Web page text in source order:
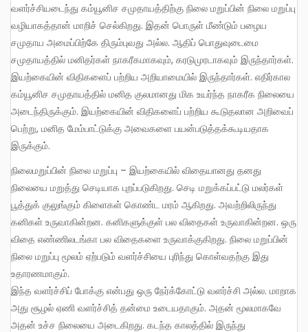
வளர்ச்சியடைந்து கம்யூனிச சமுதாயத்திற்கு நிலை மறுப்பின் நிலை மறுப்பு
வழியாகத்தான் மாறிச் செல்கிறது. இதன் பொருள் மீண்டும் பழைய
சமுதாய அமைப்பிற்கே திரும்புவது அல்ல. ஆதிப் பொதுவுடைமை
சமுதாயத்தில் மனிதர்கள் நாகரீகமாகவும், கரடுமுரடாகவும் இருந்தார்கள்.
இயற்கையின் விதிகளைப் பற்றிய அறியாமையில் இருந்தார்கள். எதிர்கால
கம்யூனிச சமுதாயத்தில் மனித குலமானது மிக உயர்ந்த நாகரீக நிலையை
அடைந்திருக்கும். இயற்கையின் விதிகளைப் பற்றிய கூடுதலான அறிவைப்
பெற்று, மனித மேம்பாட்டுக்கு அவைகளை பயன்படுத்தக்கூடியதாக
இருக்கும்.
நிலைமறுப்பின் நிலை மறுப்பு – இயற்கையில் விதையானது தனது
நிலையை மறுத்து செடியாக புறப்படுகிறது. செடி மறுக்கப்பட்டு மலர்கள்
பூத்துக் குலுங்கும் கிளைகள் கொண்ட மரம் ஆகிறது. அவற்றிலிருந்து
கனிகள் உருவாகின்றன. கனிகளுக்குள் பல விதைகள் உருவாகின்றன. ஒரு
விதை எண்ணிலடங்கா பல விதைகளை உருவாக்குகிறது. நிலை மறுப்பின்
நிலை மறுப்பு மூலம் ஏற்படும் வளர்ச்சியை புரிந்து கொள்வதற்கு இது
உதாரணமாகும்.
இந்த வளர்ச்சிப் போக்கு என்பது ஒரு நேர்க்கோட்டு வளர்ச்சி அல்ல. மாறாக
அது சூழல் ஏணி வளர்ச்சித் தன்மை உடையதாகும். அதன் மூலமாகவே
அதன் உச்ச நிலையை அடைகிறது. கடந்த காலத்தில் இருந்து